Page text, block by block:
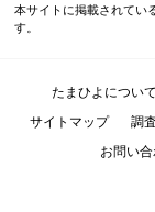
本サイトに掲載されてい
す。
たまひよについて
サイトマップ
調
お問い